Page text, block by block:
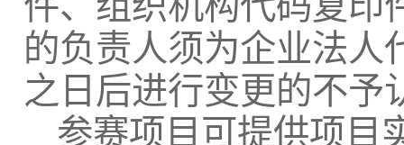
的负责人须为企业法人
之日后进行变更的不予
参赛项目可提供项目